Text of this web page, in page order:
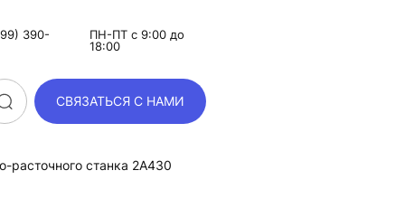
390-
ПН-ПТ с 9:00 до
18:00
СВЯЗАТЬСЯ С НАМИ
расточного станка 2А430